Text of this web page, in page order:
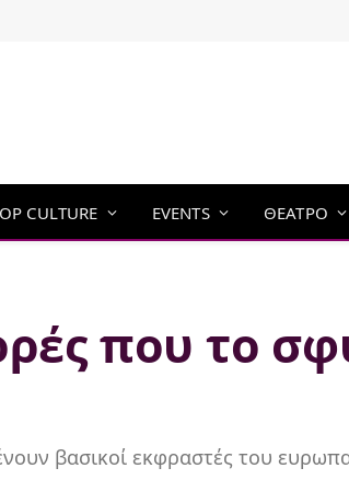
CULTURE EVENTS ΘΕΑΤΡΟ
που το
βασικοί εκφραστές του